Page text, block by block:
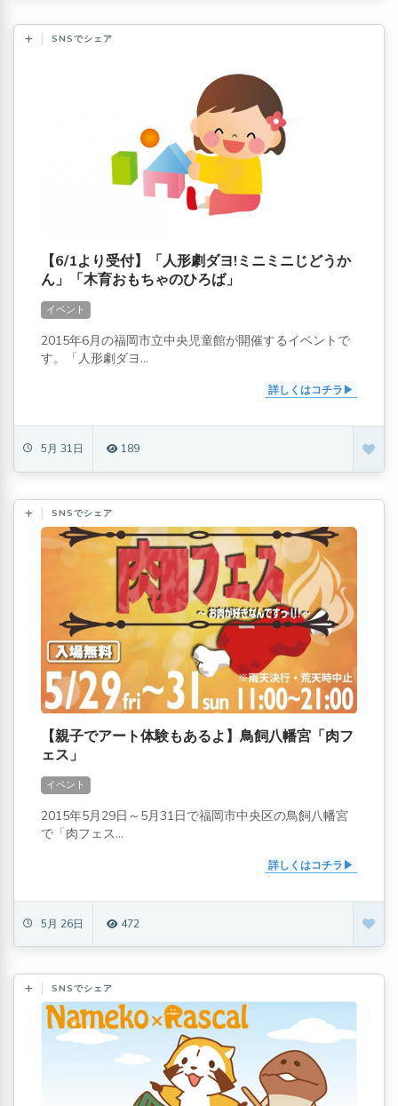
SNSでシェア
【6/1より受付】「人形劇ダヨ!ミニミニじどうか
ん」「木育おもちゃのひろば」
イベント
2015年6月の福岡市立中央児童館が開催するイベントで
す。「人形劇ダヨ...
詳しくはコチラ
5月 31日 189
SNSでシェア
【親子でアート体験もあるよ】鳥飼八幡宮「肉フ
ェス」
イベント
2015年5月29日～5月31日で福岡市中央区の鳥飼八幡宮
で「肉フェス...
詳しくはコチラ
5月 26日 472
SNSでシェア